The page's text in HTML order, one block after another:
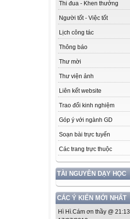
Thi đua - Khen thưởng
Người tốt - Việc tốt
Lịch công tác
Thông báo
Thư mời
Thư viện ảnh
Liên kết website
Trao đổi kinh nghiệm
Góp ý với ngành GD
Soạn bài trực tuyến
Các trang trực thuộc
TÀI NGUYÊN DẠY HỌC
CÁC Ý KIẾN MỚI NHẤT
Hì Hì.Cám ơn thầy @ 21:13